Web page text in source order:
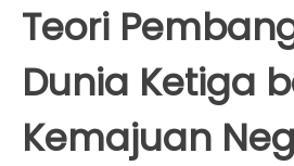
Teori
Dunia Ketiga
Kemajuan